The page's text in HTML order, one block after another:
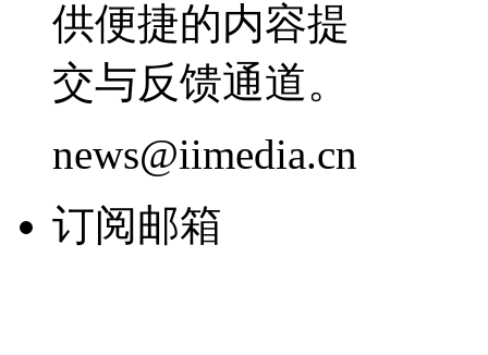
供便捷的内容提
交与反馈通道。
news@iimedia.cn
订阅邮箱